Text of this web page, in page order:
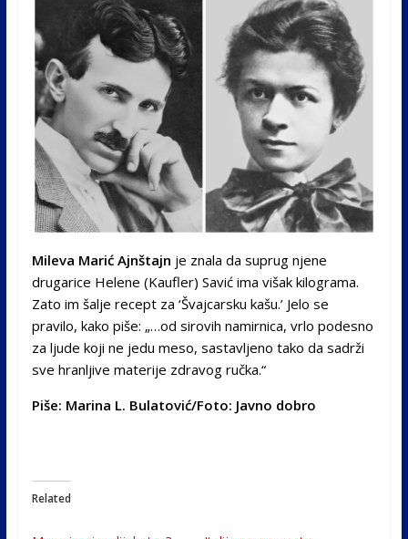
Mileva Marić Ajnštajn je znala da suprug njene
drugarice Helene (Kaufler) Savić ima višak kilograma.
Zato im šalje recept za ‘Švajcarsku kašu.’ Jelo se
pravilo, kako piše: „…od sirovih namirnica, vrlo podesno
za ljude koji ne jedu meso, sastavljeno tako da sadrži
sve hranljive materije zdravog ručka.“
Piše: Marina L. Bulatović/Foto: Javno dobro
Related